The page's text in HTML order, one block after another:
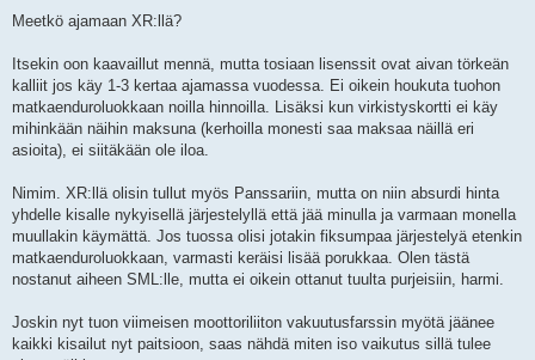
Meetkö ajamaan XR:llä?
Itsekin oon kaavaillut mennä, mutta tosiaan lisenssit ovat aivan törkeän
kalliit jos käy 1-3 kertaa ajamassa vuodessa. Ei oikein houkuta tuohon
matkaenduroluokkaan noilla hinnoilla. Lisäksi kun virkistyskortti ei käy
mihinkään näihin maksuna (kerhoilla monesti saa maksaa näillä eri
asioita), ei siitäkään ole iloa.
Nimim. XR:llä olisin tullut myös Panssariin, mutta on niin absurdi hinta
yhdelle kisalle nykyisellä järjestelyllä että jää minulla ja varmaan monella
muullakin käymättä. Jos tuossa olisi jotakin fiksumpaa järjestelyä etenkin
matkaenduroluokkaan, varmasti keräisi lisää porukkaa. Olen tästä
nostanut aiheen SML:lle, mutta ei oikein ottanut tuulta purjeisiin, harmi.
Joskin nyt tuon viimeisen moottoriliiton vakuutusfarssin myötä jäänee
kaikki kisailut nyt paitsioon, saas nähdä miten iso vaikutus sillä tulee